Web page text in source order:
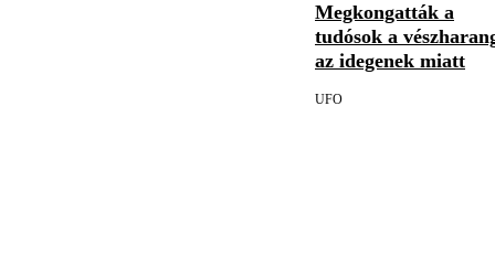
Megkongatták a
tudósok a
az idegenek miatt
UFO